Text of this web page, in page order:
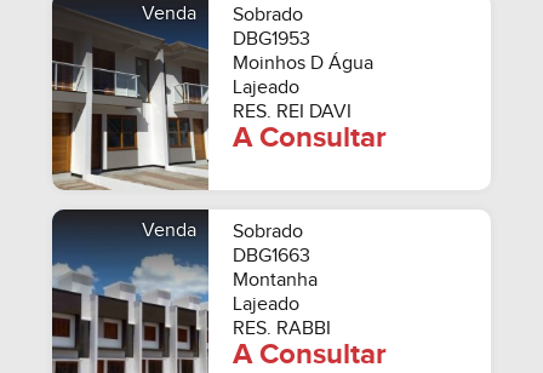
Venda
Sobrado
DBG1953
Moinhos D Água
Lajeado
RES. REI DAVI
A Consultar
Venda
Sobrado
DBG1663
Montanha
Lajeado
RES. RABBI
A Consultar